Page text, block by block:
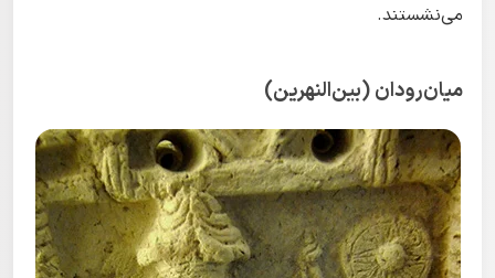
می‌نشستند.
میان‌رودان (بین‌النهرین)